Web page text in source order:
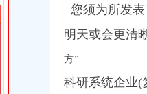
（进出口权）
您须为所发
明天或会更清
方”
科研系统企业(